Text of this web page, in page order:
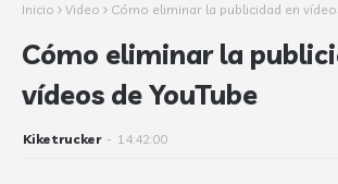
Inicio Video Cómo eliminar la publicidad en
Cómo eliminar la
vídeos de YouTube
Kiketrucker - 14:42:00